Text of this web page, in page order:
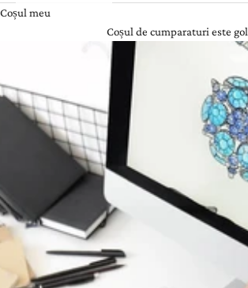
Coșul meu
Coșul de cumparaturi este gol